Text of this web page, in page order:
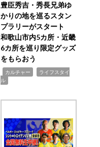
豊臣秀吉・秀長兄弟ゆ
かりの地を巡るスタン
プラリーがスタート
和歌山市内5カ所・近畿
6カ所を巡り限定グッズ
をもらおう
カルチャー
ライフスタイ
ル